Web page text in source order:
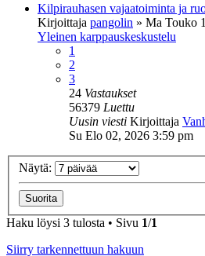
Kilpirauhasen vajaatoiminta ja
Kirjoittaja pangolin » Ma Touko
Yleinen karppauskeskustelu
1
2
3
24 Vastaukset
56379 Luettu
Uusin viesti Kirjoittaja
Su Elo 02, 2026 3:59 pm
Näytä:
Haku löysi 3 tulosta • Sivu 1/1
Siirry tarkennettuun hakuun